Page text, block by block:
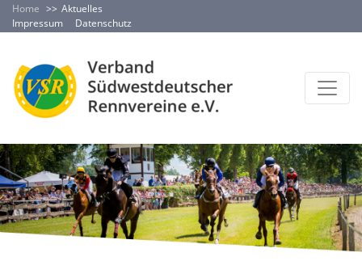
Home
Aktuelles
Impressum
Datenschutz